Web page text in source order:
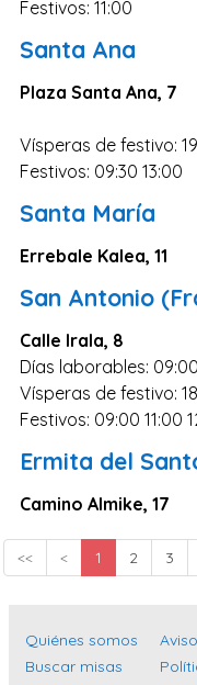
Festivos: 11:00
Santa Ana
Plaza Santa Ana, 7
Vísperas de festivo:
Festivos: 09:30 13:00
Santa María
Errebale Kalea, 11
San Antonio
Calle Irala, 8
Días laborables:
Vísperas de festivo:
Festivos: 09:00 11:00
Ermita del
Camino Almike, 17
<< < 1 2 3
Quiénes somos
Buscar misas